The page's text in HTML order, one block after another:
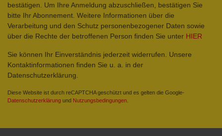
bestätigen. Um Ihre Anmeldung abzuschließen, bestätigen Sie
bitte Ihr Abonnement. Weitere Informationen über die
Verarbeitung und den Schutz personenbezogener Daten sowie
über die Rechte der betroffenen Person finden Sie unter HIER
Sie können Ihr Einverständnis jederzeit widerrufen. Unsere
Kontaktinformationen finden Sie u. a. in der
Datenschutzerklärung.
Diese Website ist durch reCAPTCHA geschützt und es gelten die Google-
Datenschutzerklärung und Nutzungsbedingungen